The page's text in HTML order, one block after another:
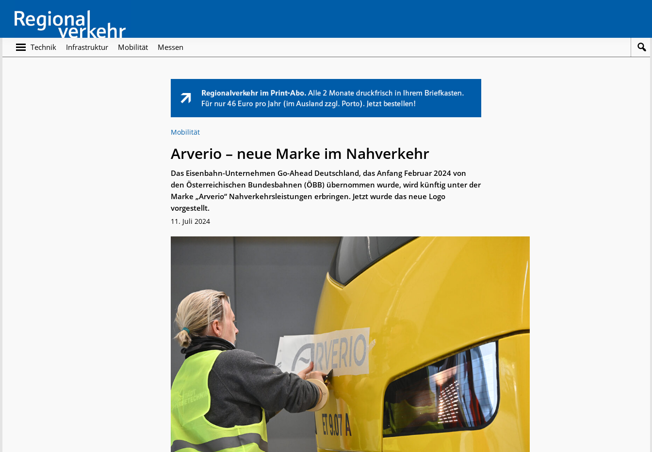
main
content
footer
Regionalverkehr
Die
Fachzeitschrift
Technik Infrastruktur Mobilität Messen
Mobilität
Arverio – neue Marke im Nahverkehr
Das Eisenbahn-Unternehmen Go-Ahead Deutschland, das Anfang Februar 2024 von
den Österreichischen Bundesbahnen (ÖBB) übernommen wurde, wird künftig unter der
Marke „Arverio“ Nahverkehrsleistungen erbringen. Jetzt wurde das neue Logo
vorgestellt.
11. Juli 2024